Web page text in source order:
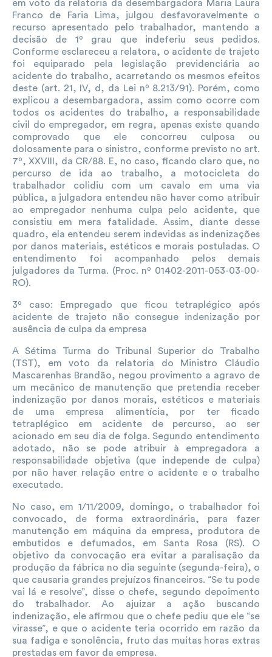
em voto da relatoria da desembargadora Maria Laura
Franco de Faria Lima, julgou desfavoravelmente o
recurso apresentado pelo trabalhador, mantendo a
decisão de 1º grau que indeferiu seus pedidos.
Conforme esclareceu a relatora, o acidente de trajeto
foi equiparado pela legislação previdenciária ao
acidente do trabalho, acarretando os mesmos efeitos
deste (art. 21, IV, d, da Lei nº 8.213/91). Porém, como
explicou a desembargadora, assim como ocorre com
todos os acidentes do trabalho, a responsabilidade
civil do empregador, em regra, apenas existe quando
comprovado que ele concorreu culposa ou
dolosamente para o sinistro, conforme previsto no art.
7º, XXVIII, da CR/88. E, no caso, ficando claro que, no
percurso de ida ao trabalho, a motocicleta do
trabalhador colidiu com um cavalo em uma via
pública, a julgadora entendeu não haver como atribuir
ao empregador nenhuma culpa pelo acidente, que
consistiu em mera fatalidade. Assim, diante desse
quadro, ela entendeu serem indevidas as indenizações
por danos materiais, estéticos e morais postuladas. O
entendimento foi acompanhado pelos demais
julgadores da Turma. (Proc. nº 01402-2011-053-03-00-
RO).
3º caso: Empregado que ficou tetraplégico após
acidente de trajeto não consegue indenização por
ausência de culpa da empresa
A Sétima Turma do Tribunal Superior do Trabalho
(TST), em voto da relatoria do Ministro Cláudio
Mascarenhas Brandão, negou provimento a agravo de
um mecânico de manutenção que pretendia receber
indenização por danos morais, estéticos e materiais
de uma empresa alimentícia, por ter ficado
tetraplégico em acidente de percurso, ao ser
acionado em seu dia de folga. Segundo entendimento
adotado, não se pode atribuir à empregadora a
responsabilidade objetiva (que independe de culpa)
por não haver relação entre o acidente e o trabalho
executado.
No caso, em 1/11/2009, domingo, o trabalhador foi
convocado, de forma extraordinária, para fazer
manutenção em máquina da empresa, produtora de
embutidos e defumados, em Santa Rosa (RS). O
objetivo da convocação era evitar a paralisação da
produção da fábrica no dia seguinte (segunda-feira), o
que causaria grandes prejuízos financeiros. “Se tu pode
vai lá e resolve”, disse o chefe, segundo depoimento
do trabalhador. Ao ajuizar a ação buscando
indenização, ele afirmou que o chefe pediu que ele “se
virasse”, e que o acidente teria ocorrido em razão da
sua fadiga e sonolência, fruto das muitas horas extras
prestadas em favor da empresa.